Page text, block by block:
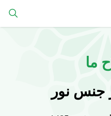
ما
جنس نور